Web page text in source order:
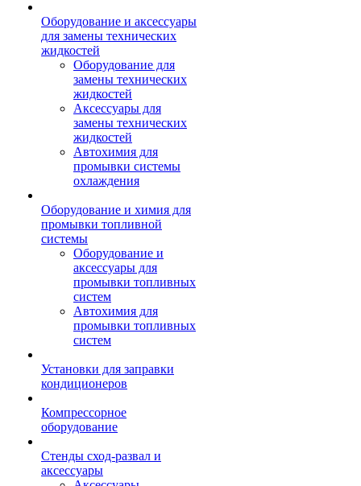
Оборудование и аксессуары
для замены технических
жидкостей
Оборудование для
замены технических
жидкостей
Аксессуары для
замены технических
жидкостей
Автохимия для
промывки системы
охлаждения
Оборудование и химия для
промывки топливной
системы
Оборудование и
аксессуары для
промывки топливных
систем
Автохимия для
промывки топливных
систем
Установки для заправки
кондиционеров
Компрессорное
оборудование
Стенды сход-развал и
аксессуары